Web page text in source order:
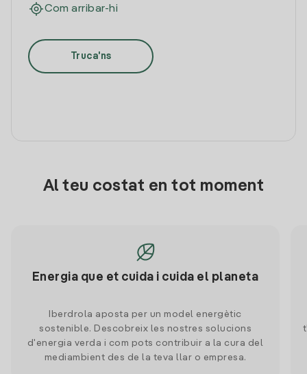
Com arribar-hi
Truca'ns
Al teu costat en tot moment
Energia que et cuida i cuida el planeta
Iberdrola aposta per un model energètic
sostenible. Descobreix les nostres solucions
d'energia verda i com pots contribuir a la cura del
mediambient des de la teva llar o empresa.